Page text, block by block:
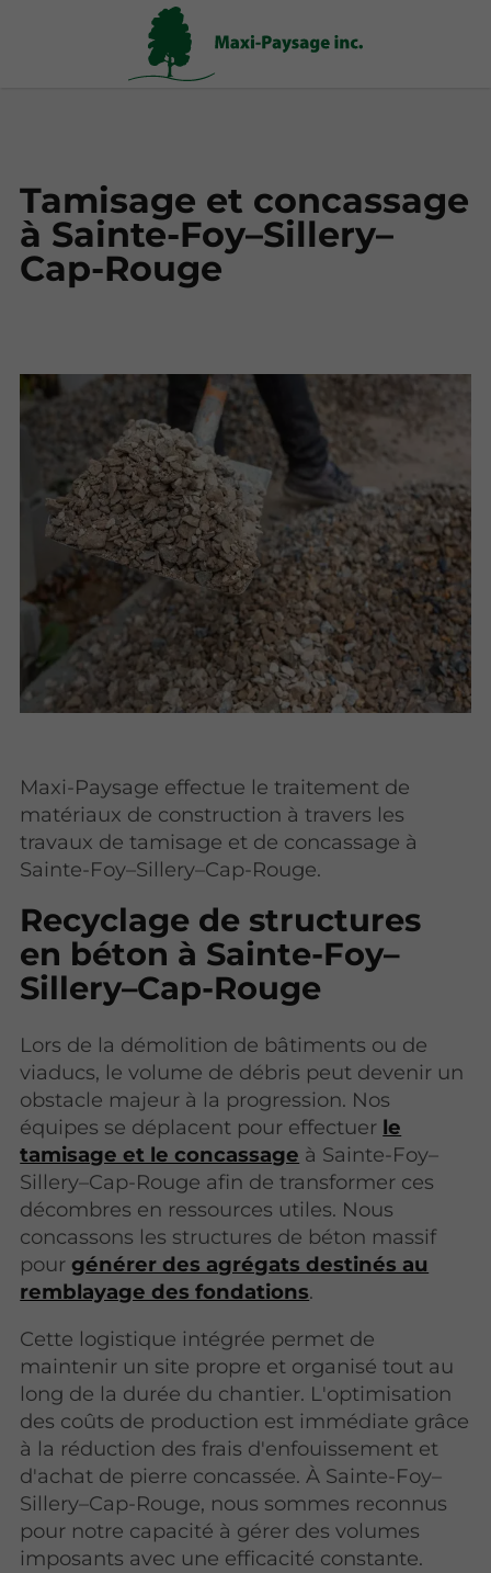
Tamisage et concassage
à Sainte-Foy–Sillery–
Cap-Rouge
Maxi-Paysage effectue le traitement de
matériaux de construction à travers les
travaux de tamisage et de concassage à
Sainte-Foy–Sillery–Cap-Rouge.
Recyclage de structures
en béton à Sainte-Foy–
Sillery–Cap-Rouge
Lors de la démolition de bâtiments ou de
viaducs, le volume de débris peut devenir un
obstacle majeur à la progression. Nos
équipes se déplacent pour effectuer le
tamisage et le concassage à Sainte-Foy–
Sillery–Cap-Rouge afin de transformer ces
décombres en ressources utiles. Nous
concassons les structures de béton massif
pourgénérer des agrégats destinés au
remblayage des fondations.
Cette logistique intégrée permet de
maintenir un site propre et organisé tout au
long de la durée du chantier. L'optimisation
des coûts de production est immédiate grâce
à la réduction des frais d'enfouissement et
d'achat de pierre concassée. À Sainte-Foy–
Sillery–Cap-Rouge, nous sommes reconnus
pour notre capacité à gérer des volumes
imposants avec une efficacité constante.